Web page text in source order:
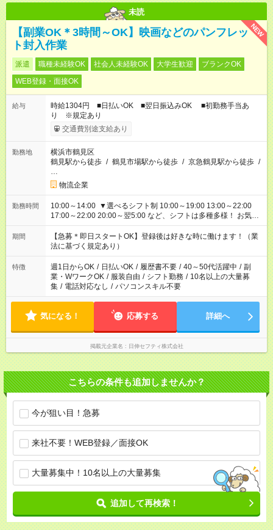
未読
NEW
【副業OK＊3時間～OK】映画などのパンフレッ
ト封入作業
派遣 職種未経験OK 社会人未経験OK 大学生歓迎
ブランクOK
WEB登録・面接OK
給与
時給1304円 ■日払いOK ■翌日振込みOK ■初勤務手当あ
り ※規定あり
交通費別途支給あり
勤務地
横浜市鶴見区
鶴見駅から徒歩 / 鶴見市場駅から徒歩 / 京急鶴見駅から徒歩 /
…
物流企業
勤務時間
10:00～14:00 ▼選べるシフト制 10:00～19:00 13:00～22:00
17:00～22:00 20:00～翌5:00 など、シフトは多種多様！ お気軽
にご相談ください！
期間
【急募＊即日スタートOK】登録後は好きな時に働けます！（業
法に基づく規定あり）
特徴 週1日からOK / 日払いOK / 履歴書不要 / 40～50代活躍中 / 副
業・WワークOK / 服装自由 / シフト勤務 / 10名以上の大量募
集 / 電話対応なし / パソコンスキル不要
気になる！ 応募する 詳細へ
掲載元企業名 日伸セフティ株式会社
こちらの条件も追加しませんか？
今が狙い目！急募
来社不要！WEB登録／面接OK
大量募集中！10名以上の大量募集
追加して再検索！